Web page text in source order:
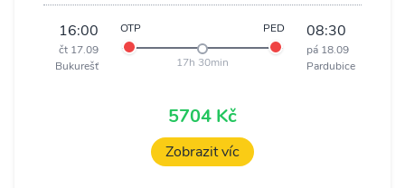
16:00
čt 17.09
Bukurešť
OTP PED
17h 30min
08:30
pá 18.09
Pardubice
5704 Kč
Zobrazit víc